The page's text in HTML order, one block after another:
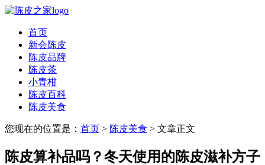
首页
新会陈皮
陈皮品牌
陈皮茶
小青柑
陈皮百科
陈皮美食
您现在的位置是： 首页 > 陈皮美食 > 文章正文
陈皮算补品吗？冬天使用的陈皮滋补方子